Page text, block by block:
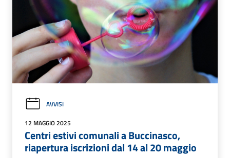
AVVISI
12 MAGGIO 2025
Centri estivi comunali a Buccinasco,
riapertura iscrizioni dal 14 al 20 maggio